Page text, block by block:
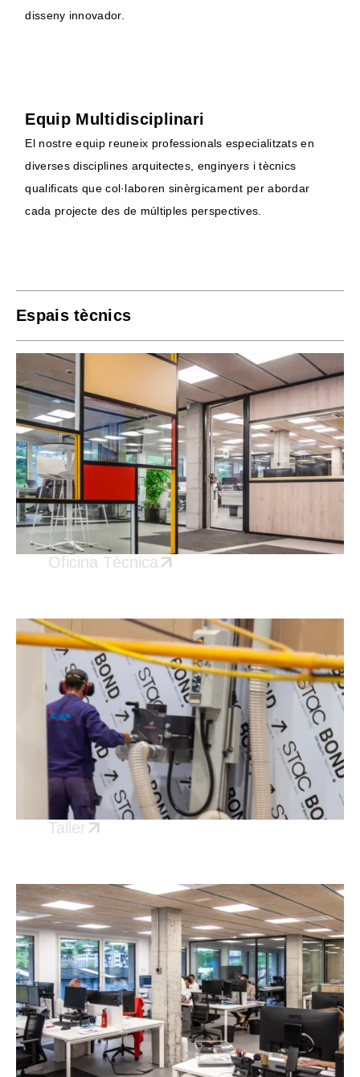
disseny innovador.
Equip Multidisciplinari
El nostre equip reuneix professionals especialitzats en
diverses disciplines arquitectes, enginyers i tècnics
qualificats que col·laboren sinèrgicament per abordar
cada projecte des de múltiples perspectives.
Espais tècnics​
Oficina Tècnica
Taller